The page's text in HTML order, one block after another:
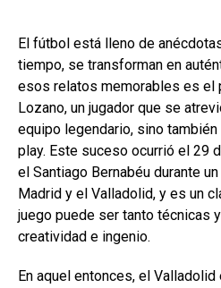
El fútbol está lleno de
tiempo, se transforman en
esos relatos memorables es el
Lozano, un jugador que se
equipo legendario, sino
play. Este suceso ocurrió el 29
el Santiago Bernabéu durante
Madrid y el Valladolid, y es un
juego puede ser tanto técnicas
creatividad e ingenio.
En aquel entonces, el